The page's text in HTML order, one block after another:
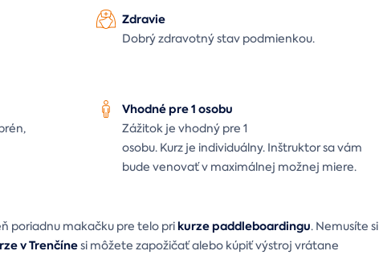
Zdravie
Dobrý zdravotný stav podmienkou.
Vhodné pre 1 osobu
Zážitok je vhodný pre 1
osobu. Kurz je individuálny. Inštruktor sa vám
bude venovať v maximálnej možnej miere.
poriadnu makačku pre telo prikurze paddleboardingu. Nemusíte si
v Trenčínesi môžete zapožičať alebo kúpiť výstroj vrátane